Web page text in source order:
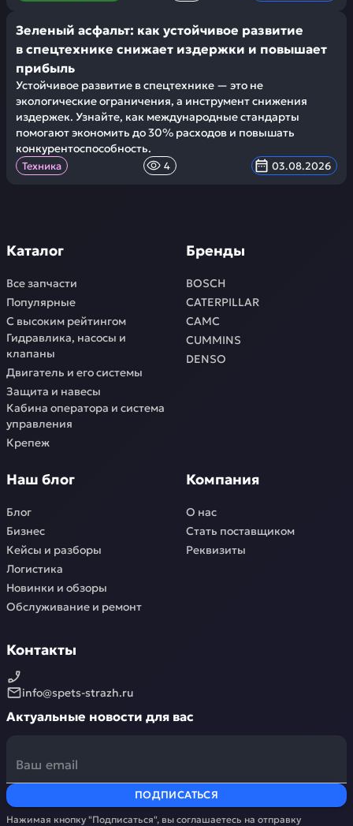
Зеленый асфальт: как устойчивое развитие
в спецтехнике снижает издержки и повышает
прибыль
Устойчивое развитие в спецтехнике — это не
экологические ограничения, а инструмент снижения
издержек. Узнайте, как международные стандарты
помогают экономить до 30% расходов и повышать
конкурентоспособность.
Техника 4 03.08.2026
Каталог
Все запчасти
Популярные
С высоким рейтингом
Гидравлика, насосы и
клапаны
Двигатель и его системы
Защита и навесы
Кабина оператора и система
управления
Крепеж
Бренды
BOSCH
CATERPILLAR
CAMC
CUMMINS
DENSO
Наш блог
Блог
Бизнес
Кейсы и разборы
Логистика
Новинки и обзоры
Обслуживание и ремонт
Компания
О нас
Стать поставщиком
Реквизиты
Контакты
info@spets-strazh.ru
Актуальные новости для вас
ПОДПИСАТЬСЯ
Нажимая кнопку "Подписаться", вы соглашаетесь на отправку